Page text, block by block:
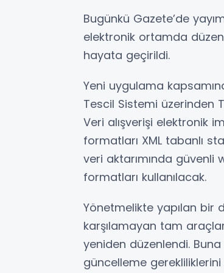
Bugünkü Gazete’de
elektronik ortamda
hayata geçirildi.
Yeni uygulama
Tescil Sistemi üzerinden
Veri alışverişi elektronik
formatları XML tabanlı
veri aktarımında güvenli
formatları kullanılacak.
Yönetmelikte yapılan bir
karşılamayan tam
yeniden düzenlendi.
güncelleme